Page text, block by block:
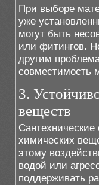
При выборе
уже
могут быть
или фитингов.
другим
совместимость
3.
веществ
химических
этому
водой или
поддерживать